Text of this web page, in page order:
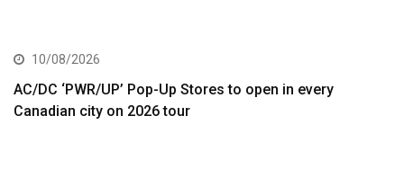
10/08/2026
AC/DC ‘PWR/UP’ Pop-Up Stores to open in every
Canadian city on 2026 tour